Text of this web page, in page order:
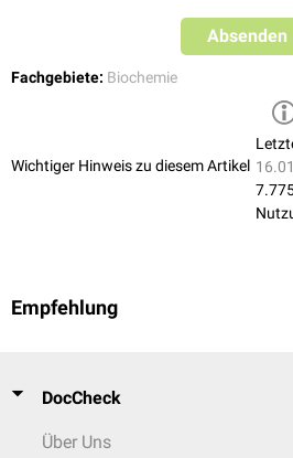
Absenden
Fachgebiete: Biochemie
Wichtiger Hinweis zu diesem Artikel
Empfehlung
DocCheck
Über Uns